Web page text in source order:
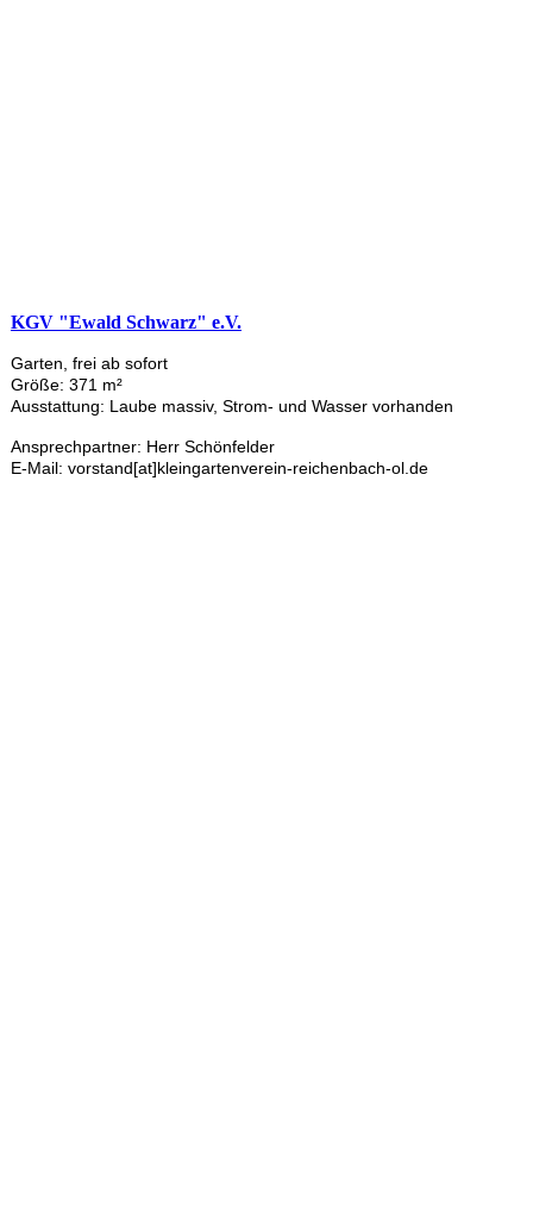
KGV "Ewald Schwarz" e.V.
Garten, frei ab sofort
Größe: 371 m²
Ausstattung: Laube massiv, Strom- und Wasser vorhanden
Ansprechpartner: Herr Schönfelder
E-Mail: vorstand[at]kleingartenverein-reichenbach-ol.de